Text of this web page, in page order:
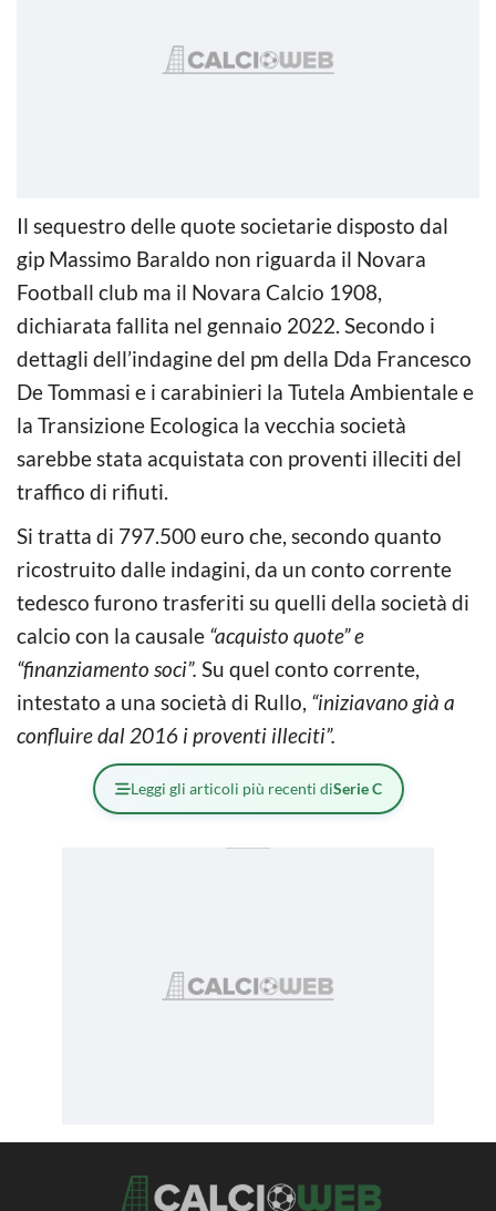
Il sequestro delle quote societarie disposto dal
gip Massimo Baraldo non riguarda il Novara
Football club ma il Novara Calcio 1908,
dichiarata fallita nel gennaio 2022. Secondo i
dettagli dell’indagine del pm della Dda Francesco
De Tommasi e i carabinieri la Tutela Ambientale e
la Transizione Ecologica la vecchia società
sarebbe stata acquistata con proventi illeciti del
traffico di rifiuti.
Si tratta di 797.500 euro che, secondo quanto
ricostruito dalle indagini, da un conto corrente
tedesco furono trasferiti su quelli della società di
calcio con la causale “acquisto quote” e
“finanziamento soci”. Su quel conto corrente,
intestato a una società di Rullo, “iniziavano già a
confluire dal 2016 i proventi illeciti”.
Leggi gli articoli più recenti diSerie C